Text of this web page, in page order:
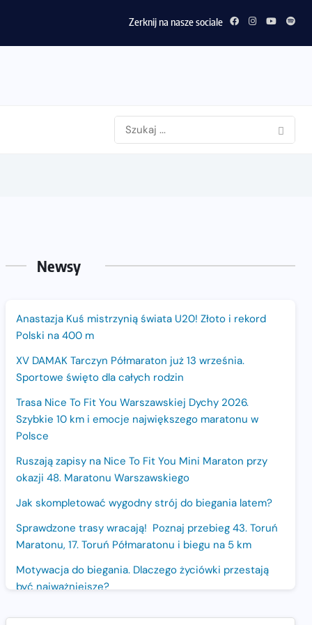
Zerknij na nasze sociale
Newsy
Anastazja Kuś mistrzynią świata U20! Złoto i rekord
Polski na 400 m
XV DAMAK Tarczyn Półmaraton już 13 września.
Sportowe święto dla całych rodzin
Trasa Nice To Fit You Warszawskiej Dychy 2026.
Szybkie 10 km i emocje największego maratonu w
Polsce
Ruszają zapisy na Nice To Fit You Mini Maraton przy
okazji 48. Maratonu Warszawskiego
Jak skompletować wygodny strój do biegania latem?
Sprawdzone trasy wracają! Poznaj przebieg 43. Toruń
Maratonu, 17. Toruń Półmaratonu i biegu na 5 km
Motywacja do biegania. Dlaczego życiówki przestają
być najważniejsze?